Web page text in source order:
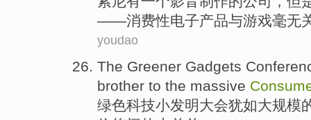
——消费性电子产品与游戏毫无
youdao
The Greener Gadgets
brother to the massive
绿色科技小发明大会犹如大规模